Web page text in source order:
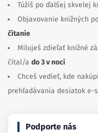
Túžiš po ďalšej skvelej
Objavovanie knižných
čítanie
Miluješ zdieľať knižné
čítal/a do 3 v noci
Chceš vedieť, kde
prehľadávania desiatok e-
Podporte nás